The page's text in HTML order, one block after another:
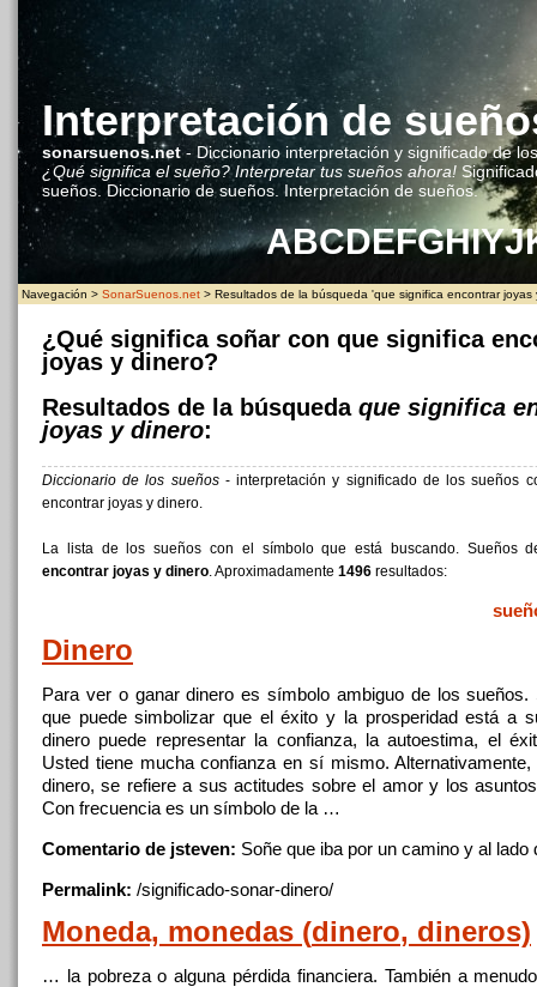
Interpretación de
sonarsuenos.net- Diccionario interpretación y significado de
¿Qué significa el sueño? Interpretar tus sueños ahora!
sueños. Diccionario de sueños. Interpretación de sueños.
ABCDEFGHIYJ
Navegación > SonarSuenos.net > Resultados de la búsqueda 'que significa encontrar joyas
¿Qué significa soñar con que significa
joyas y dinero?
Resultados de la búsqueda que significa
joyas y dinero:
Diccionario de los sueños- interpretación y significado de los sueños
encontrar joyas y dinero.
La lista de los sueños con el símbolo que está buscando. Sueños
encontrar joyas y dinero. Aproximadamente 1496 resultados:
Dinero
Para ver o ganardinero es símbolo ambiguo de los sueños.
que puede simbolizarque el éxitoy la prosperidad está a
dinero puede representar la confianza, la autoestima, el
Usted tiene mucha confianza en sí mismo.
dinero, se refiere a sus actitudes sobre el amory los
Con frecuencia es un símbolo de la …
Comentario de jsteven: Soñe que iba por un camino y al
Permalink: /significado-sonar-dinero/
Moneda, monedas (dinero, dineros)
… la pobreza o alguna pérdida financiera. También a